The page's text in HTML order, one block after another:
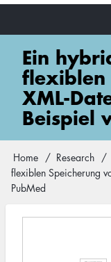
Main
navigation
Ein
flexiblen
XML-
Beispiel
Breadcrumb
Home Research
flexiblen Speicherung
PubMed